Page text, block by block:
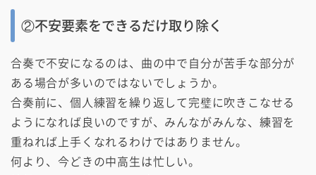
②不安要素をできるだけ取り除く
合奏で不安になるのは、曲の中で自分が苦手な部分が
ある場合が多いのではないでしょうか。
合奏前に、個人練習を繰り返して完璧に吹きこなせる
ようになれば良いのですが、みんながみんな、練習を
重ねれば上手くなれるわけではありません。
何より、今どきの中高生は忙しい。